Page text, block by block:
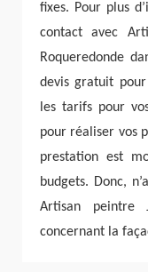
fixes. Pour plus
contact avec
Roqueredonde
devis gratuit pour
les tarifs pour
pour réaliser vos
prestation est
budgets. Donc,
Artisan peintre
concernant la